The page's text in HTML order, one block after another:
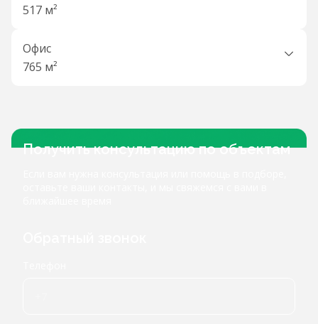
517 м²
Офис
765 м²
Получить консультацию по объектам